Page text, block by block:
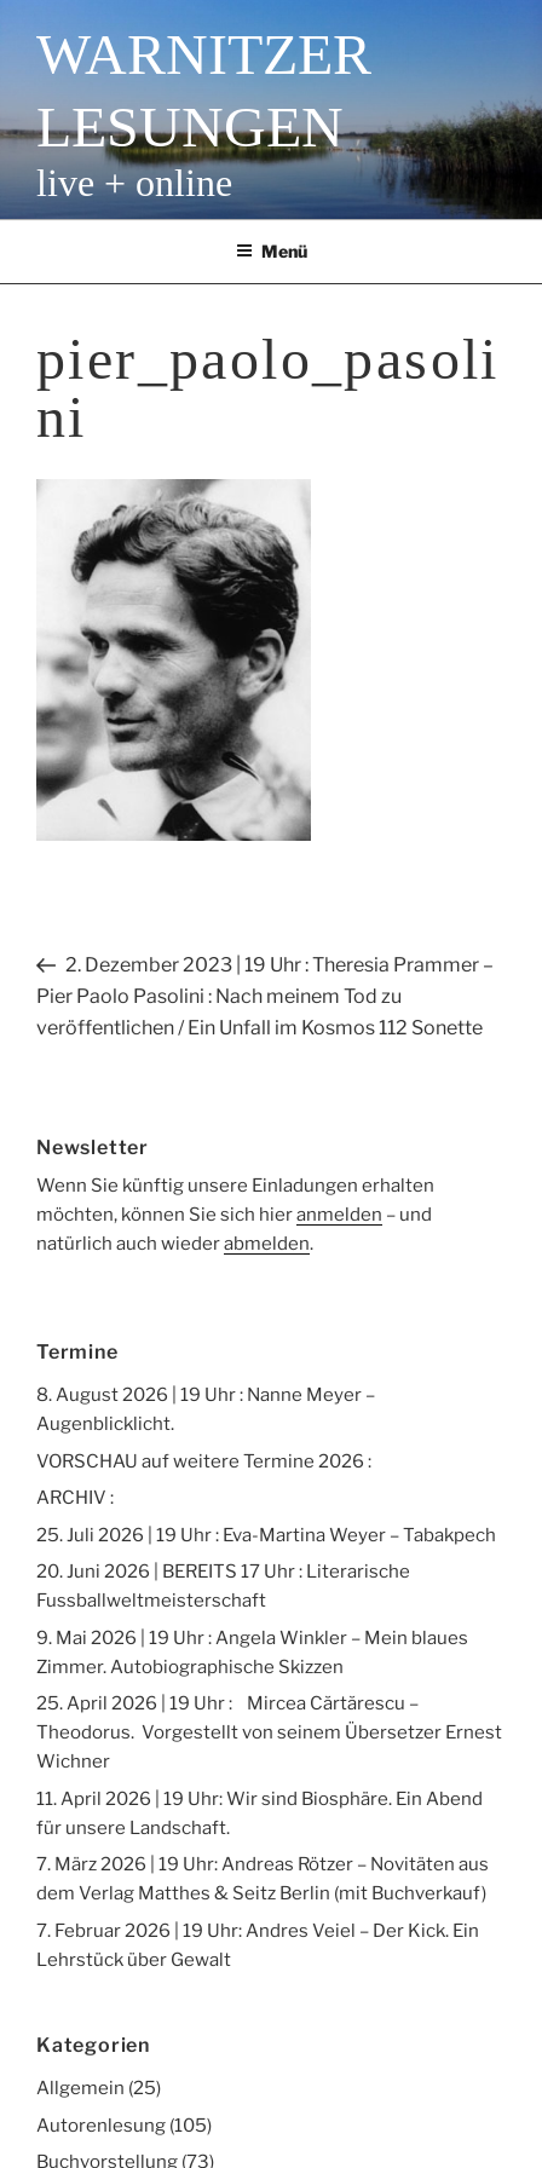
Inhalt
springenWARNITZER
LESUNGEN
live + online
Menü
pier_paolo_pasoli
ni
Beitragsnavigation
Vorheriger
Beitrag
2. Dezember 2023 | 19 Uhr : Theresia Prammer –
Pier Paolo Pasolini : Nach meinem Tod zu
veröffentlichen / Ein Unfall im Kosmos 112 Sonette
Newsletter
Wenn Sie künftig unsere Einladungen erhalten
möchten, können Sie sich hieranmelden – und
natürlich auch wiederabmelden.
Termine
8. August 2026 | 19 Uhr : Nanne Meyer –
Augenblicklicht.
VORSCHAU auf weitere Termine 2026 :
ARCHIV :
25. Juli 2026 | 19 Uhr : Eva-Martina Weyer – Tabakpech
20. Juni 2026 | BEREITS 17 Uhr : Literarische
Fussballweltmeisterschaft
9. Mai 2026 | 19 Uhr : Angela Winkler – Mein blaues
Zimmer. Autobiographische Skizzen
25. April 2026 | 19 Uhr : Mircea Cărtărescu –
Theodorus. Vorgestellt von seinem Übersetzer Ernest
Wichner
11. April 2026 | 19 Uhr: Wir sind Biosphäre. Ein Abend
für unsere Landschaft.
7. März 2026 | 19 Uhr: Andreas Rötzer – Novitäten aus
dem Verlag Matthes & Seitz Berlin (mit Buchverkauf)
7. Februar 2026 | 19 Uhr: Andres Veiel – Der Kick. Ein
Lehrstück über Gewalt
Kategorien
Allgemein (25)
Autorenlesung (105)
Buchvorstellung (73)